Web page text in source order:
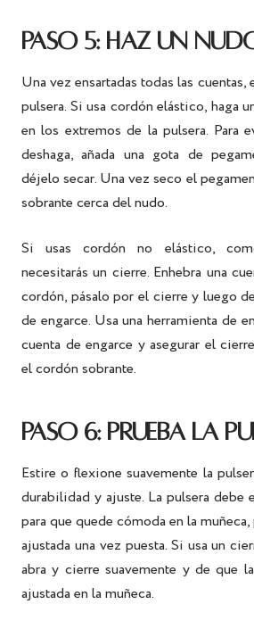
PASO 5: HAZ UN
Una vez ensartadas todas las cuentas,
pulsera. Si usa cordón elástico, haga
en los extremos de la pulsera. Para
deshaga, añada una gota de
déjelo secar. Una vez seco el
sobrante cerca del nudo.
Si usas cordón no elástico,
necesitarás un cierre. Enhebra una
cordón, pásalo por el cierre y luego
de engarce. Usa una herramienta de
cuenta de engarce y asegurar el
el cordón sobrante.
PASO 6: PRUEBA LA
Estire o flexione suavemente la
durabilidad y ajuste. La pulsera debe
para que quede cómoda en la
ajustada una vez puesta. Si usa un
abra y cierre suavemente y de que
ajustada en la muñeca.